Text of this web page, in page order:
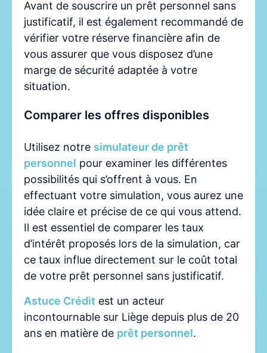
Avant de souscrire un prêt personnel sans
justificatif, il est également recommandé de
vérifier votre réserve financière afin de
vous assurer que vous disposez d’une
marge de sécurité adaptée à votre
situation.
Comparer les offres disponibles
Utilisez notre simulateur de prêt
personnel pour examiner les différentes
possibilités qui s’offrent à vous. En
effectuant votre simulation, vous aurez une
idée claire et précise de ce qui vous attend.
Il est essentiel de comparer les taux
d’intérêt proposés lors de la simulation, car
ce taux influe directement sur le coût total
de votre prêt personnel sans justificatif.
Astuce Crédit est un acteur
incontournable sur Liège depuis plus de 20
ans en matière de prêt personnel.